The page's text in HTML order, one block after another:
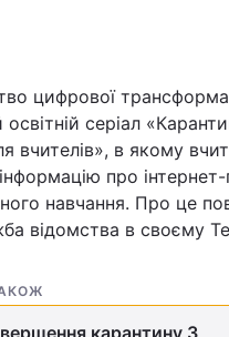
Війна
Політика
Наука
цифрової
серіал
вчителів», в якому
про
навчання. Про це
відомства в своєму
карантину 3